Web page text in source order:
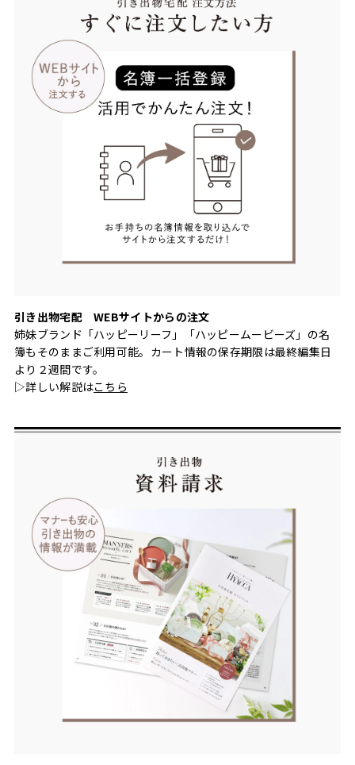
引き出物宅配 WEBサイトからの注文
姉妹ブランド「ハッピーリーフ」「ハッピームービーズ」の名
簿もそのままご利用可能。カート情報の保存期限は最終編集日
より２週間です。
▷詳しい解説はこちら